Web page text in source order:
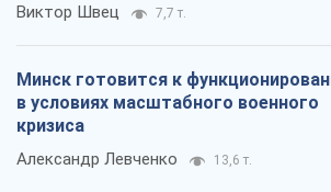
Виктор Швец 7,7 т.
Минск готовится к
в условиях масштабного военного
кризиса
Александр Левченко 13,6 т.